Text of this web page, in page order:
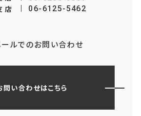
店 06-6125-5462
ールでのお問い合わせ
問い合わせはこちら